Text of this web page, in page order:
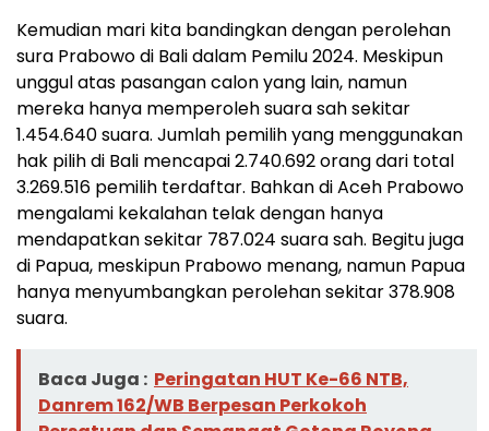
Kemudian mari kita bandingkan dengan perolehan
sura Prabowo di Bali dalam Pemilu 2024. Meskipun
unggul atas pasangan calon yang lain, namun
mereka hanya memperoleh suara sah sekitar
1.454.640 suara. Jumlah pemilih yang menggunakan
hak pilih di Bali mencapai 2.740.692 orang dari total
3.269.516 pemilih terdaftar. Bahkan di Aceh Prabowo
mengalami kekalahan telak dengan hanya
mendapatkan sekitar 787.024 suara sah. Begitu juga
di Papua, meskipun Prabowo menang, namun Papua
hanya menyumbangkan perolehan sekitar 378.908
suara.
Baca Juga : Peringatan HUT Ke-66 NTB,
Danrem 162/WB Berpesan Perkokoh